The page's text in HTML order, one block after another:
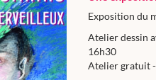
Exposition du
Atelier dessin
16h30
Atelier gratuit